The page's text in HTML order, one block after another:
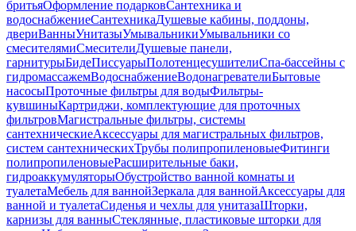
бритьяОформление подарковСантехника и
водоснабжениеСантехникаДушевые кабины, поддоны,
двериВанныУнитазыУмывальникиУмывальники со
смесителямиСмесителиДушевые панели,
гарнитурыБидеПиссуарыПолотенцесушителиСпа-бассейны с
гидромассажемВодоснабжениеВодонагревателиБытовые
насосыПроточные фильтры для водыФильтры-
кувшиныКартриджи, комплектующие для проточных
фильтровМагистральные фильтры, системы
сантехническиеАксессуары для магистральных фильтров,
систем сантехническихТрубы полипропиленовыеФитинги
полипропиленовыеРасширительные баки,
гидроаккумуляторыОбустройство ванной комнаты и
туалетаМебель для ваннойЗеркала для ваннойАксессуары для
ванной и туалетаСиденья и чехлы для унитазаШторки,
карнизы для ванныСтеклянные, пластиковые шторки для